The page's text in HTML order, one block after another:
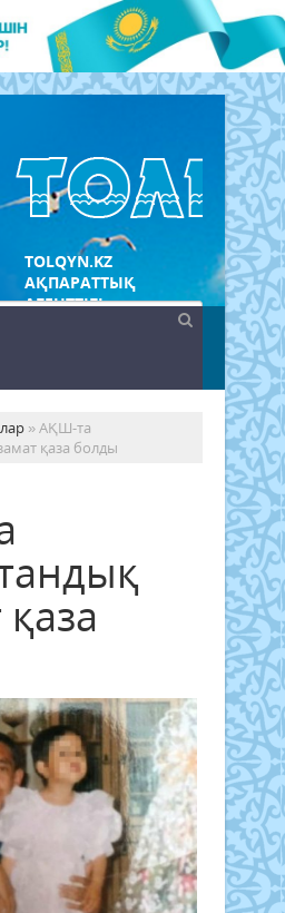
TOLQYN.KZ
АҚПАРАТТЫҚ
АГЕНТТІГІ
» АҚШ-та
қаза болды